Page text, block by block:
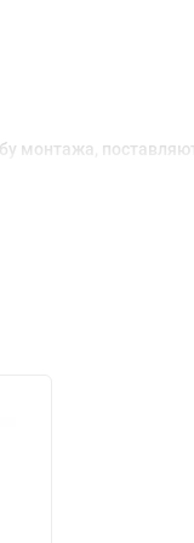
монтажа,
случае заказчик
ему